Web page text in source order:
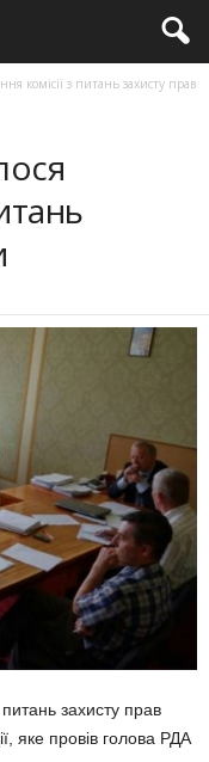
комісії з питань захисту прав
питань захисту прав
яке провів голова РДА